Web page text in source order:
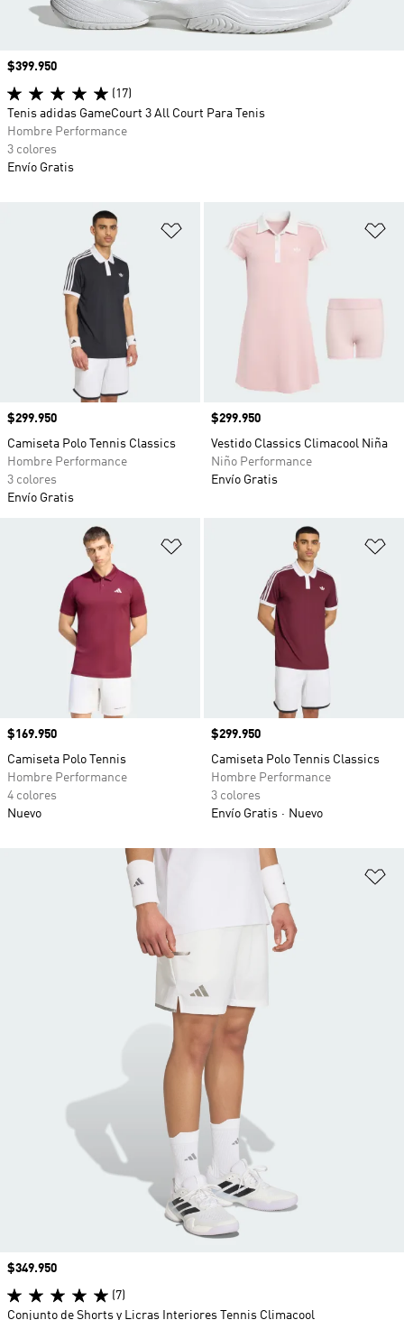
Añadir a la lista de deseos
Precio
$299.950
Camiseta Polo Tennis Classics
Hombre Performance
3 colores
Envío Gratis
Precio
$299.950
Vestido Classics Climacool Niña
Niño Performance
Envío Gratis
Añadir a la lista de deseos
Precio
$169.950
Camiseta Polo Tennis
Hombre Performance
4 colores
Nuevo
Precio
$299.950
Camiseta Polo Tennis Classics
Hombre Performance
3 colores
Envío Gratis
Nuevo
Precio
$399.950
(17)
Tenis adidas GameCourt 3 All Court Para Tenis
Hombre Performance
3 colores
Envío Gratis
Precio
$349.950
(7)
Conjunto de Shorts y Licras Interiores Tennis Climacool